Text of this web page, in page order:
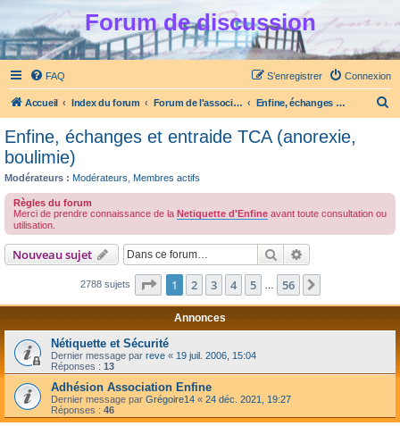
Forum de discussion
FAQ Connexion
S’enregistrer
Accueil Index du forum Forum de l'association Enfine Enfine, échanges et entraide TCA (anorexie, boulimie)
c
Enfine, échanges et entraide TCA (anorexie,
boulimie)
Modérateurs : Modérateurs Membres actifs
Règles du forum
Merci de prendre connaissance de la Netiquette d'Enfine avant toute consultation ou
utilisation.
Nouveau sujet Rechercher
2788 sujets Page 1sur56
1 2 3 4 5 56
Annonces
Nétiquette et Sécurité
Dernier message par reve « 19 juil. 2006, 15:04
Réponses : 13
Adhésion Association Enfine
Dernier message par Grégoire14 « 24 déc. 2021, 19:27
Réponses : 46